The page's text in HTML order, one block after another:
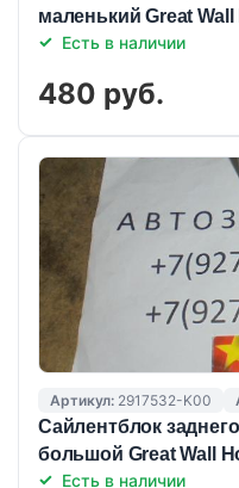
маленький Great
Есть в наличии
480 руб.
Артикул: 2917532-K00
Сайлентблок
большой Great Wall
Есть в наличии